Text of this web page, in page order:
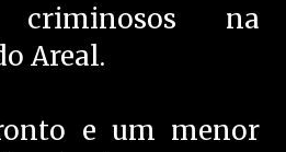
na
Areal.
e um menor